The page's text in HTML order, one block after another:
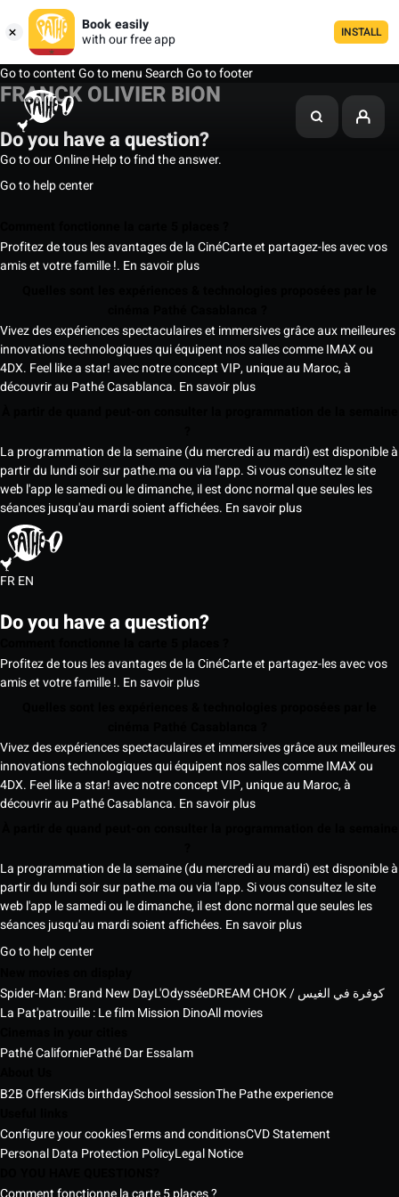
Book easily
with our free app
INSTALL
Go to contentGo to menuSearchGo to footer
FRANCK OLIVIER BION
Do you have a question?
Go to our Online Help to find the answer.
Go to help center
Profitez de tous les avantages de la CinéCarte et partagez-les avec vos
amis et votre famille !. En savoir plus
Vivez des expériences spectaculaires et immersives grâce aux meilleures
innovations technologiques qui équipent nos salles comme IMAX ou
4DX. Feel like a star! avec notre concept VIP, unique au Maroc, à
découvrir au Pathé Casablanca. En savoir plus
La programmation de la semaine (du mercredi au mardi) est disponible à
partir du lundi soir sur pathe.ma ou via l'app. Si vous consultez le site
web l'app le samedi ou le dimanche, il est donc normal que seules les
séances jusqu'au mardi soient affichées. En savoir plus
FREN
Do you have a question?
Profitez de tous les avantages de la CinéCarte et partagez-les avec vos
amis et votre famille !. En savoir plus
Vivez des expériences spectaculaires et immersives grâce aux meilleures
innovations technologiques qui équipent nos salles comme IMAX ou
4DX. Feel like a star! avec notre concept VIP, unique au Maroc, à
découvrir au Pathé Casablanca. En savoir plus
La programmation de la semaine (du mercredi au mardi) est disponible à
partir du lundi soir sur pathe.ma ou via l'app. Si vous consultez le site
web l'app le samedi ou le dimanche, il est donc normal que seules les
séances jusqu'au mardi soient affichées. En savoir plus
Go to help center
Spider-Man: Brand New DayL'Odyssée
DREAM CHOK / كوفرة في الغيس
La Pat'patrouille : Le film Mission DinoAll movies
Pathé CaliforniePathé Dar Essalam
B2B OffersKids birthdaySchool sessionThe Pathe experience
Configure your cookiesTerms and conditionsCVD Statement
Personal Data Protection PolicyLegal Notice